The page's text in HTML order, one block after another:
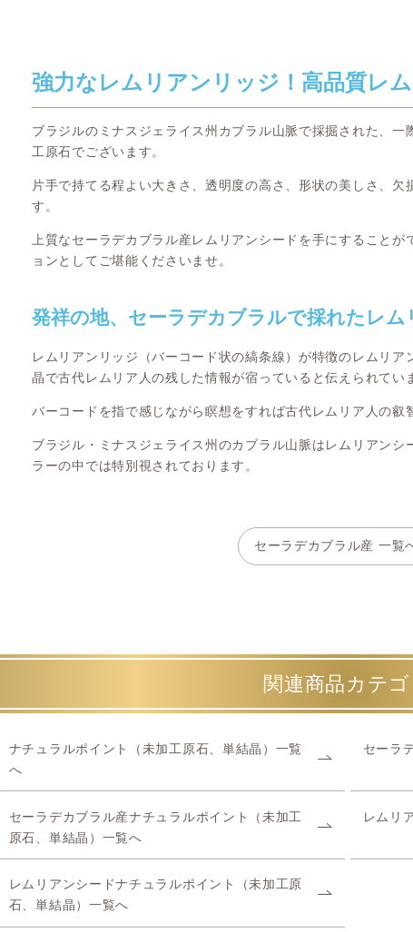
強力なレムリアンリッジ！高品質レ
ブラジルのミナスジェライス州カブラル山脈で採掘された、
工原石でございます。
片手で持てる程よい大きさ、透明度の高さ、形状の美しさ、
す。
上質なセーラデカブラル産レムリアンシードを手にすること
ョンとしてご堪能くださいませ。
発祥の地、セーラデカブラルで採れたレム
レムリアンリッジ（バーコード状の縞条線）が特徴のレムリ
晶で古代レムリア人の残した情報が宿っていると伝えられてい
バーコードを指で感じながら瞑想をすれば古代レムリア人の叡
ブラジル・ミナスジェライス州のカブラル山脈はレムリアン
ラーの中では特別視されております。
セーラデカブラル産 一覧
関連商品カテゴ
ナチュラルポイント（未加工原石、単結晶）一覧
へ
セーラ
セーラデカブラル産ナチュラルポイント（未加工
原石、単結晶）一覧へ
レムリ
レムリアンシードナチュラルポイント（未加工原
石、単結晶）一覧へ